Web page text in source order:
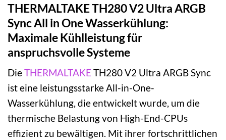
THERMALTAKE TH280 V2 Ultra ARGB
Sync All in One Wasserkühlung:
Maximale Kühlleistung für
anspruchsvolle Systeme
DieTHERMALTAKE TH280 V2 Ultra ARGB Sync
ist eine leistungsstarke All-in-One-
Wasserkühlung, die entwickelt wurde, um die
thermische Belastung von High-End-CPUs
effizient zu bewältigen. Mit ihrer fortschrittlichen